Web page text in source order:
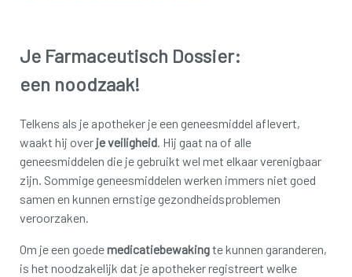
Je Farmaceutisch Dossier:
een noodzaak!
Telkens als je apotheker je een geneesmiddel aflevert,
waakt hij over je veiligheid. Hij gaat na of alle
geneesmiddelen die je gebruikt wel met elkaar verenigbaar
zijn. Sommige geneesmiddelen werken immers niet goed
samen en kunnen ernstige gezondheidsproblemen
veroorzaken.
Om je een goedemedicatiebewakingte kunnen garanderen,
is het noodzakelijk dat je apotheker registreert welke